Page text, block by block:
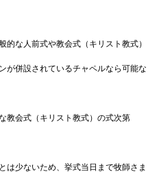
な人前式や教会式（キリスト教式）
が併設されているチャペルなら可能な
教会式（キリスト教式）の式次第
は少ないため、挙式当日まで牧師さま